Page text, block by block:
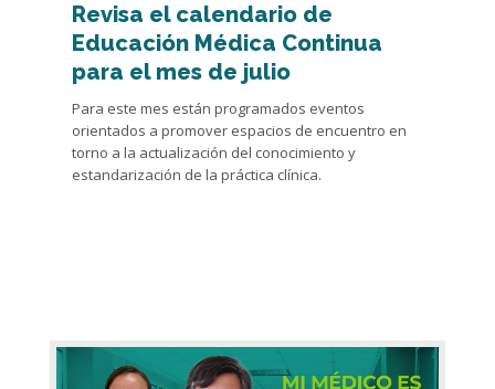
Revisa el calendario de
Educación Médica Continua
para el mes de julio
Para este mes están programados eventos
orientados a promover espacios de encuentro en
torno a la actualización del conocimiento y
estandarización de la práctica clínica.